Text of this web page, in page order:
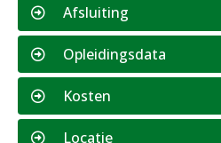
Afsluiting
Opleidingsdata
Kosten
Locatie